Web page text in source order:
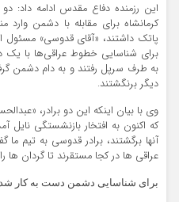
این رزمنده دفاع مقدس ادامه داد:
کرمانشاه برای مقابله با دشمن
پاتک داشتند، «آقای قدوسی» مسئول
به طرف سرپل رفتند و به دام دشمن
دیگر برنگشتند.
وی با بیان اینکه این دو برادر،
که اکنون به افتخار بازنشستگی نایل
آنها برگشتند، برادر قدوسی به تیم
عراقی ها در کجا مستقرند تا گردان ها
برای شناسایی دشمن دست به کار